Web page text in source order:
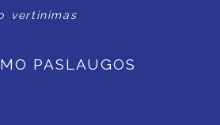
vertinimas
PASLAUGOS